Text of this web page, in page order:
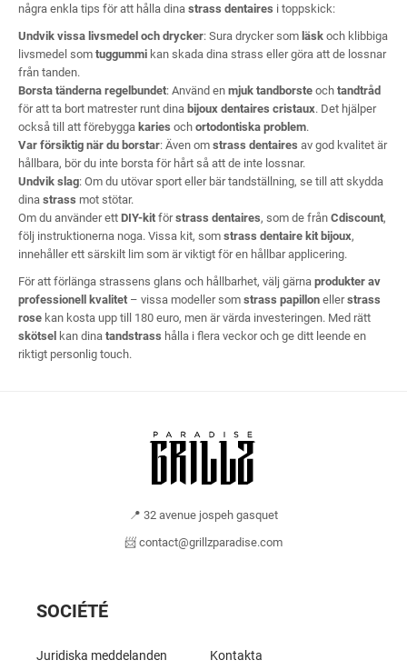
några enkla tips för att hålla dina strass dentaires i toppskick:
Undvik vissa livsmedel och drycker: Sura drycker som läsk och klibbiga
livsmedel som tuggummi kan skada dina strass eller göra att de lossnar
från tanden.
Borsta tänderna regelbundet: Använd en mjuk tandborste och tandtråd
för att ta bort matrester runt dina bijoux dentaires cristaux. Det hjälper
också till att förebygga karies och ortodontiska problem.
Var försiktig när du borstar: Även om strass dentaires av god kvalitet är
hållbara, bör du inte borsta för hårt så att de inte lossnar.
Undvik slag: Om du utövar sport eller bär tandställning, se till att skydda
dina strass mot stötar.
Om du använder ett DIY-kit förstrass dentaires, som de från Cdiscount,
följ instruktionerna noga. Vissa kit, som strass dentaire kit bijoux,
innehåller ett särskilt lim som är viktigt för en hållbar applicering.
För att förlänga strassens glans och hållbarhet, välj gärna produkter av
professionell kvalitet – vissa modeller som strass papillon ellerstrass
rose kan kosta upp till 180 euro, men är värda investeringen. Med rätt
skötsel kan dina tandstrass hålla i flera veckor och ge ditt leende en
riktigt personlig touch.
📍 32 avenue jospeh gasquet
📨 contact@grillzparadise.com
SOCIÉTÉ
Juridiska meddelanden Kontakta